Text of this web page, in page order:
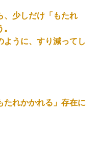
少しだけ「もたれ
うに、すり減ってし
れかかれる」存在に